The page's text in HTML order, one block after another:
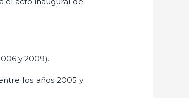
el acto inaugural de
y 2009).
los años 2005 y